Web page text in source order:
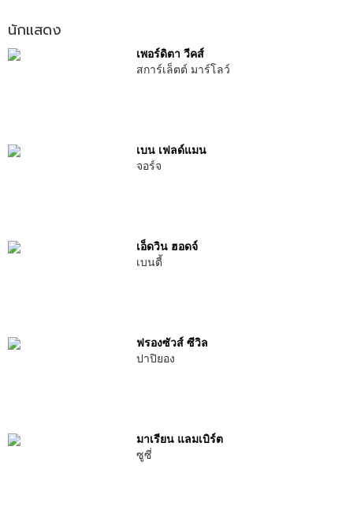
นักแสดง
เพอร์ดิตา วีคส์
สการ์เล็ตต์ มาร์โลว์
เบน เฟลด์แมน
จอร์จ
เอ็ดวิน ฮอดจ์
เบนตี้
ฟรองซัวส์ ซีวิล
ปาปิยอง
มาเรียน แลมเบิร์ต
ซูซี่